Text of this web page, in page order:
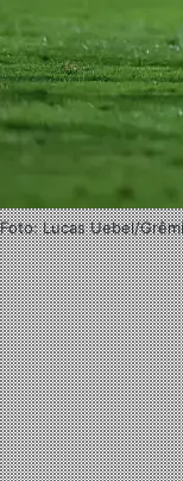
Foto: Lucas Uebel/